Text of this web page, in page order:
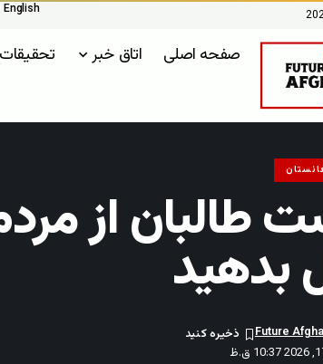
English
صفحه اصلی اتاق خبر تحقیقات
طالبان از
بدهید
Future